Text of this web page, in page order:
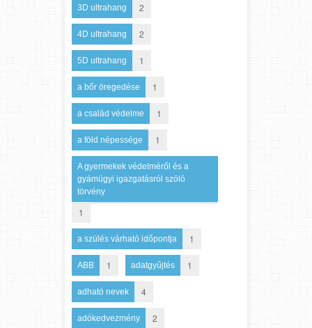
3D ultrahang 2
4D ultrahang 2
5D ultrahang 1
a bőr öregedése 1
a család védelme 1
a föld népessége 1
A gyermekek védelméről és a
gyámügyi igazgatásról szóló
törvény
1
a szülés várható időpontja 1
ABB 1 adatgyűjtés 1
adható nevek 4
adókedvezmény 2